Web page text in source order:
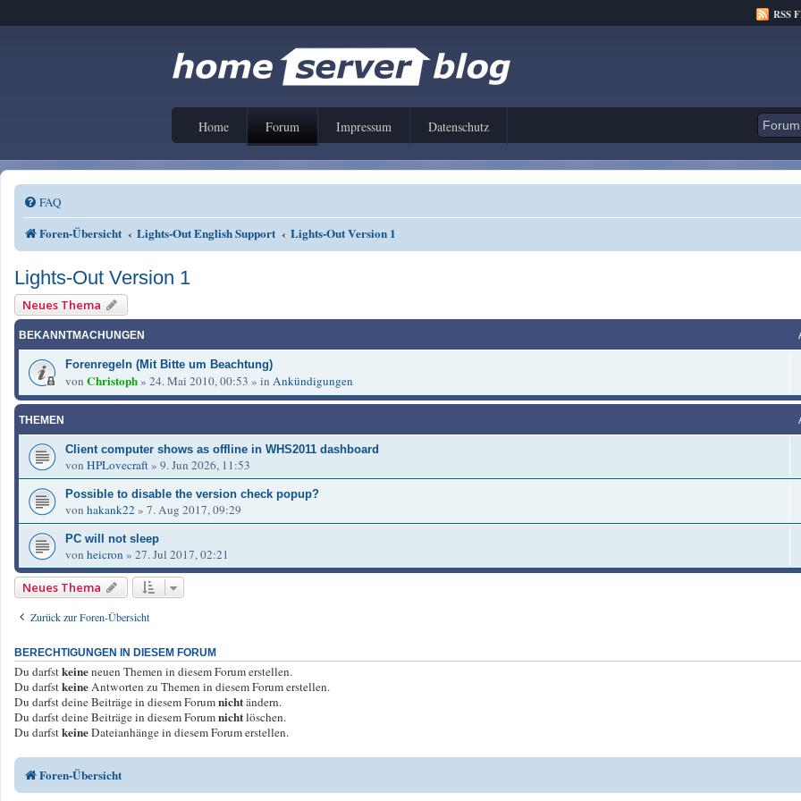
RSS
Home Forum Impressum Datenschutz
FAQ
Foren-Übersicht Lights-Out English Support Lights-Out Version 1
Lights-Out Version 1
Neues Thema
BEKANNTMACHUNGEN
Forenregeln (Mit Bitte um Beachtung)
von Christoph» 24. Mai 2010, 00:53 » in Ankündigungen
THEMEN
Client computer shows as offline in WHS2011 dashboard
von HPLovecraft» 9. Jun 2026, 11:53
Possible to disable the version check popup?
von hakank22 » 7. Aug 2017, 09:29
PC will not sleep
von heicron » 27. Jul 2017, 02:21
Neues Thema
Zurück zur Foren-Übersicht
BERECHTIGUNGEN IN DIESEM FORUM
Du darfstkeineneuen Themen in diesem Forum erstellen.
Du darfstkeine Antworten zu Themen in diesem Forum erstellen.
Du darfst deine Beiträge in diesem Forumnichtändern.
Du darfst deine Beiträge in diesem Forumnichtlöschen.
Du darfstkeineDateianhänge in diesem Forum erstellen.
Foren-Übersicht